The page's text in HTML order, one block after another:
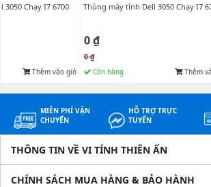
Chạy I7 6700
Thêm vào giỏ
Thùng máy tính Dell 3050 Chạy I7
0 ₫
0 ₫
Còn hàng
Thêm
MIỄN PHÍ VẬN
CHUYỂN
HỖ TRỢ TRỰC
TUYẾN
THÔNG TIN VỀ VI TÍNH THIÊN ẤN
CHÍNH SÁCH MUA HÀNG & BẢO HÀNH